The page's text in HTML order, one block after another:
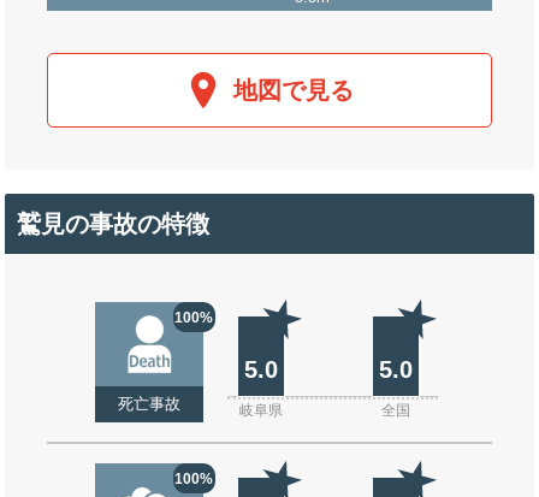
地図で見る
鷲見の事故の特徴
100%
死亡事故
5.0 5.0
岐阜県 全国
100%